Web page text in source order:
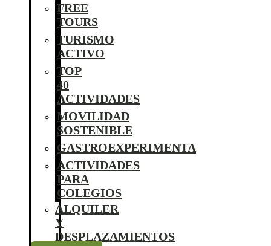
FREE
TOURS
TURISMO
ACTIVO
TOP
40
ACTIVIDADES
MOVILIDAD
SOSTENIBLE
GASTROEXPERIMENTA
ACTIVIDADES
PARA
COLEGIOS
ALQUILER
Y
DESPLAZAMIENTOS